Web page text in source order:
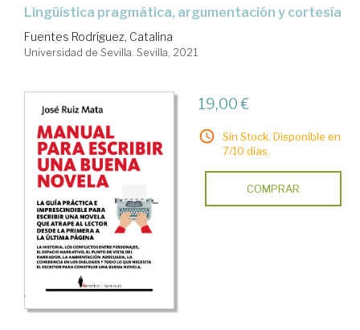
lingüística pragmática, argumentación y cortesía
Fuentes Rodríguez, Catalina
Universidad de Sevilla. Sevilla, 2021
19,00 €
Sin Stock. Disponible en
7/10 días.
COMPRAR